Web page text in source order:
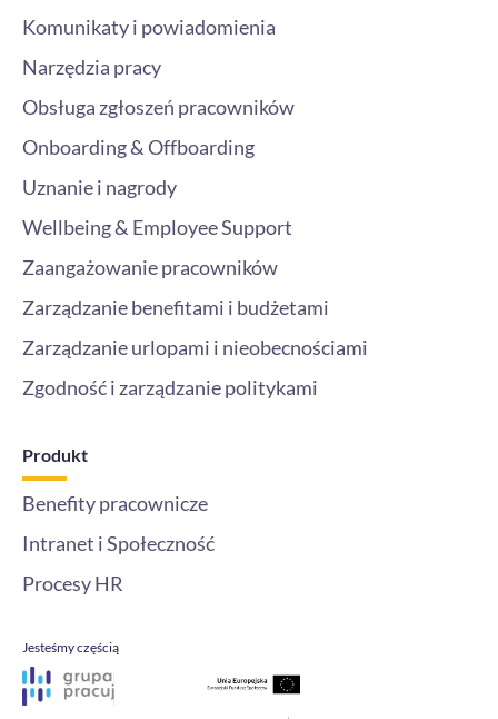
Komunikaty i powiadomienia
Narzędzia pracy
Obsługa zgłoszeń pracowników
Onboarding & Offboarding
Uznanie i nagrody
Wellbeing & Employee Support
Zaangażowanie pracowników
Zarządzanie benefitami i budżetami
Zarządzanie urlopami i nieobecnościami
Zgodność i zarządzanie politykami
Produkt
Benefity pracownicze
Intranet i Społeczność
Procesy HR
Jesteśmy częścią